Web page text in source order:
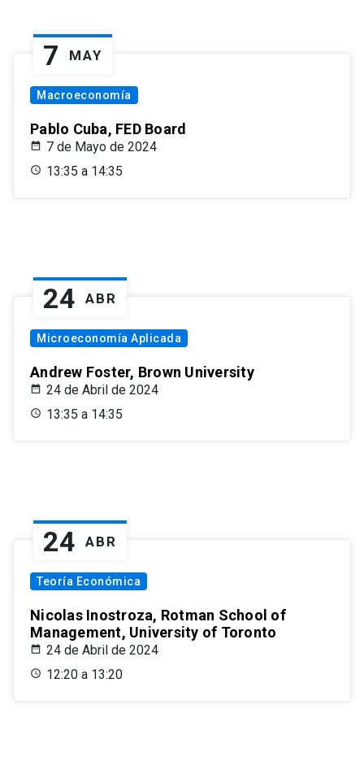
7 MAY
Macroeconomía
Pablo Cuba, FED Board
7 de Mayo de 2024
13:35 a 14:35
24 ABR
Microeconomía Aplicada
Andrew Foster, Brown University
24 de Abril de 2024
13:35 a 14:35
24 ABR
Teoría Económica
Nicolas Inostroza, Rotman School of
Management, University of Toronto
24 de Abril de 2024
12:20 a 13:20